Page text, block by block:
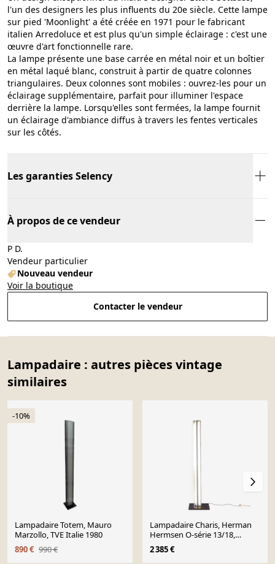
l'un des designers les plus influents du 20e siècle. Cette lampe
sur pied 'Moonlight' a été créée en 1971 pour le fabricant
italien Arredoluce et est plus qu'un simple éclairage : c'est une
œuvre d'art fonctionnelle rare.
La lampe présente une base carrée en métal noir et un boîtier
en métal laqué blanc, construit à partir de quatre colonnes
triangulaires. Deux colonnes sont mobiles : ouvrez-les pour un
éclairage supplémentaire, parfait pour illuminer l'espace
derrière la lampe. Lorsqu'elles sont fermées, la lampe fournit
un éclairage d'ambiance diffus à travers les fentes verticales
sur les côtés.
Les garanties Selency
À propos de ce vendeur
P D.
Vendeur particulier
Nouveau vendeur
Voir la boutique
Contacter le vendeur
Lampadaire : autres pièces vintage
similaires
-10%
Lampadaire Totem, Mauro
Marzollo, TVE Italie 1980
890 € 990 €
Lampadaire Charis, Herman
Hermsen O-série 13/18,
années 1990
2 385 €